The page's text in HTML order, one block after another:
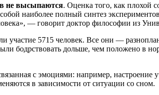
не высыпаются. Оценка того, как плохой
наиболее полный синтез
— говорит доктор философии из
участие 5715 человек. Все они —
бодрствовать дольше, чем положено в
с эмоциями: например, настроение
в зависимости от ситуации со сном.